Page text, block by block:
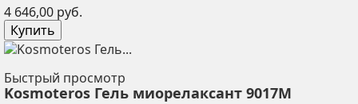
4 646,00 руб.
Купить
Быстрый просмотр
Kosmoteros Гель миорелаксант 9017М